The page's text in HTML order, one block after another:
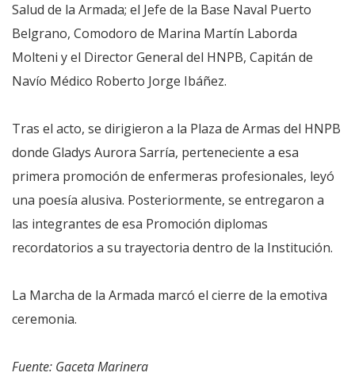
Salud de la Armada; el Jefe de la Base Naval Puerto
Belgrano, Comodoro de Marina Martín Laborda
Molteni y el Director General del HNPB, Capitán de
Navío Médico Roberto Jorge Ibáñez.
Tras el acto, se dirigieron a la Plaza de Armas del HNPB
donde Gladys Aurora Sarría, perteneciente a esa
primera promoción de enfermeras profesionales, leyó
una poesía alusiva. Posteriormente, se entregaron a
las integrantes de esa Promoción diplomas
recordatorios a su trayectoria dentro de la Institución.
La Marcha de la Armada marcó el cierre de la emotiva
ceremonia.
Fuente: Gaceta Marinera